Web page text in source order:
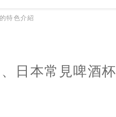
特色介紹
日本常見啤酒杯